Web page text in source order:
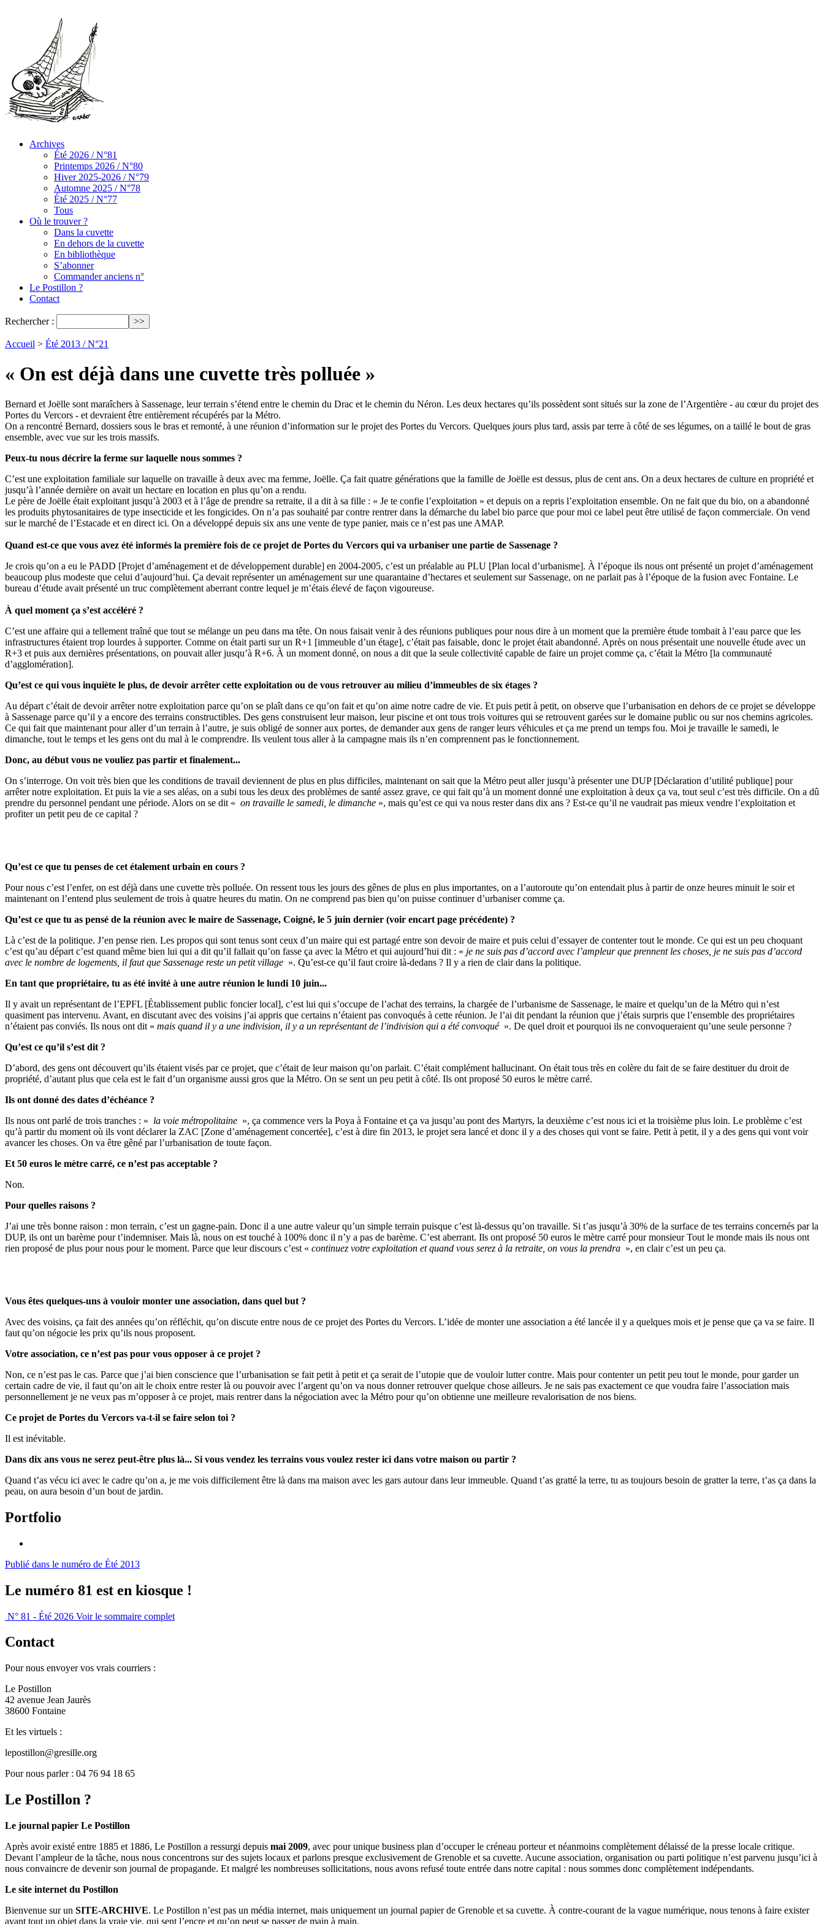
Archives
Été 2026 / N°81
Printemps 2026 / N°80
Hiver 2025-2026 / N°79
Automne 2025 / N°78
Été 2025 / N°77
Tous
Où le trouver ?
Dans la cuvette
En dehors de la cuvette
En bibliothèque
S’abonner
Commander anciens n°
Le Postillon ?
Contact
Rechercher :
Accueil > Été 2013 / N°21
« On est déjà dans une cuvette très polluée »
Bernard et Joëlle sont maraîchers à Sassenage, leur terrain s’étend entre le chemin du Drac et le chemin du Néron. Les deux hectares qu’ils possèdent sont situés sur la zone de l’Argentière - au cœur du projet des
Portes du Vercors - et devraient être entièrement récupérés par la Métro.
On a rencontré Bernard, dossiers sous le bras et remonté, à une réunion d’information sur le projet des Portes du Vercors. Quelques jours plus tard, assis par terre à côté de ses légumes, on a taillé le bout de gras
ensemble, avec vue sur les trois massifs.
Peux-tu nous décrire la ferme sur laquelle nous sommes ?
C’est une exploitation familiale sur laquelle on travaille à deux avec ma femme, Joëlle. Ça fait quatre générations que la famille de Joëlle est dessus, plus de cent ans. On a deux hectares de culture en propriété et
jusqu’à l’année dernière on avait un hectare en location en plus qu’on a rendu.
Le père de Joëlle était exploitant jusqu’à 2003 et à l’âge de prendre sa retraite, il a dit à sa fille : « Je te confie l’exploitation » et depuis on a repris l’exploitation ensemble. On ne fait que du bio, on a abandonné
les produits phytosanitaires de type insecticide et les fongicides. On n’a pas souhaité par contre rentrer dans la démarche du label bio parce que pour moi ce label peut être utilisé de façon commerciale. On vend
sur le marché de l’Estacade et en direct ici. On a développé depuis six ans une vente de type panier, mais ce n’est pas une AMAP.
Quand est-ce que vous avez été informés la première fois de ce projet de Portes du Vercors qui va urbaniser une partie de Sassenage ?
Je crois qu’on a eu le PADD [Projet d’aménagement et de développement durable] en 2004-2005, c’est un préalable au PLU [Plan local d’urbanisme]. À l’époque ils nous ont présenté un projet d’aménagement
beaucoup plus modeste que celui d’aujourd’hui. Ça devait représenter un aménagement sur une quarantaine d’hectares et seulement sur Sassenage, on ne parlait pas à l’époque de la fusion avec Fontaine. Le
bureau d’étude avait présenté un truc complètement aberrant contre lequel je m’étais élevé de façon vigoureuse.
À quel moment ça s’est accéléré ?
C’est une affaire qui a tellement traîné que tout se mélange un peu dans ma tête. On nous faisait venir à des réunions publiques pour nous dire à un moment que la première étude tombait à l’eau parce que les
infrastructures étaient trop lourdes à supporter. Comme on était parti sur un R+1 [immeuble d’un étage], c’était pas faisable, donc le projet était abandonné. Après on nous présentait une nouvelle étude avec un
R+3 et puis aux dernières présentations, on pouvait aller jusqu’à R+6. À un moment donné, on nous a dit que la seule collectivité capable de faire un projet comme ça, c’était la Métro [la communauté
d’agglomération].
Qu’est ce qui vous inquiète le plus, de devoir arrêter cette exploitation ou de vous retrouver au milieu d’immeubles de six étages ?
Au départ c’était de devoir arrêter notre exploitation parce qu’on se plaît dans ce qu’on fait et qu’on aime notre cadre de vie. Et puis petit à petit, on observe que l’urbanisation en dehors de ce projet se développe
à Sassenage parce qu’il y a encore des terrains constructibles. Des gens construisent leur maison, leur piscine et ont tous trois voitures qui se retrouvent garées sur le domaine public ou sur nos chemins agricoles.
Ce qui fait que maintenant pour aller d’un terrain à l’autre, je suis obligé de sonner aux portes, de demander aux gens de ranger leurs véhicules et ça me prend un temps fou. Moi je travaille le samedi, le
dimanche, tout le temps et les gens ont du mal à le comprendre. Ils veulent tous aller à la campagne mais ils n’en comprennent pas le fonctionnement.
Donc, au début vous ne vouliez pas partir et finalement...
On s’interroge. On voit très bien que les conditions de travail deviennent de plus en plus difficiles, maintenant on sait que la Métro peut aller jusqu’à présenter une DUP [Déclaration d’utilité publique] pour
arrêter notre exploitation. Et puis la vie a ses aléas, on a subi tous les deux des problèmes de santé assez grave, ce qui fait qu’à un moment donné une exploitation à deux ça va, tout seul c’est très difficile. On a dû
prendre du personnel pendant une période. Alors on se dit « on travaille le samedi, le dimanche », mais qu’est ce qui va nous rester dans dix ans ? Est-ce qu’il ne vaudrait pas mieux vendre l’exploitation et
profiter un petit peu de ce capital ?
Qu’est ce que tu penses de cet étalement urbain en cours ?
Pour nous c’est l’enfer, on est déjà dans une cuvette très polluée. On ressent tous les jours des gênes de plus en plus importantes, on a l’autoroute qu’on entendait plus à partir de onze heures minuit le soir et
maintenant on l’entend plus seulement de trois à quatre heures du matin. On ne comprend pas bien qu’on puisse continuer d’urbaniser comme ça.
Qu’est ce que tu as pensé de la réunion avec le maire de Sassenage, Coigné, le 5 juin dernier (voir encart page précédente) ?
Là c’est de la politique. J’en pense rien. Les propos qui sont tenus sont ceux d’un maire qui est partagé entre son devoir de maire et puis celui d’essayer de contenter tout le monde. Ce qui est un peu choquant
c’est qu’au départ c’est quand même bien lui qui a dit qu’il fallait qu’on fasse ça avec la Métro et qui aujourd’hui dit : « je ne suis pas d’accord avec l’ampleur que prennent les choses, je ne suis pas d’accord
avec le nombre de logements, il faut que Sassenage reste un petit village ». Qu’est-ce qu’il faut croire là-dedans ? Il y a rien de clair dans la politique.
En tant que propriétaire, tu as été invité à une autre réunion le lundi 10 juin...
Il y avait un représentant de l’EPFL [Établissement public foncier local], c’est lui qui s’occupe de l’achat des terrains, la chargée de l’urbanisme de Sassenage, le maire et quelqu’un de la Métro qui n’est
quasiment pas intervenu. Avant, en discutant avec des voisins j’ai appris que certains n’étaient pas convoqués à cette réunion. Je l’ai dit pendant la réunion que j’étais surpris que l’ensemble des propriétaires
n’étaient pas conviés. Ils nous ont dit « mais quand il y a une indivision, il y a un représentant de l’indivision qui a été convoqué ». De quel droit et pourquoi ils ne convoqueraient qu’une seule personne ?
Qu’est ce qu’il s’est dit ?
D’abord, des gens ont découvert qu’ils étaient visés par ce projet, que c’était de leur maison qu’on parlait. C’était complément hallucinant. On était tous très en colère du fait de se faire destituer du droit de
propriété, d’autant plus que cela est le fait d’un organisme aussi gros que la Métro. On se sent un peu petit à côté. Ils ont proposé 50 euros le mètre carré.
Ils ont donné des dates d’échéance ?
Ils nous ont parlé de trois tranches : « la voie métropolitaine », ça commence vers la Poya à Fontaine et ça va jusqu’au pont des Martyrs, la deuxième c’est nous ici et la troisième plus loin. Le problème c’est
qu’à partir du moment où ils vont déclarer la ZAC [Zone d’aménagement concertée], c’est à dire fin 2013, le projet sera lancé et donc il y a des choses qui vont se faire. Petit à petit, il y a des gens qui vont voir
avancer les choses. On va être gêné par l’urbanisation de toute façon.
Et 50 euros le mètre carré, ce n’est pas acceptable ?
Non.
Pour quelles raisons ?
J’ai une très bonne raison : mon terrain, c’est un gagne-pain. Donc il a une autre valeur qu’un simple terrain puisque c’est là-dessus qu’on travaille. Si t’as jusqu’à 30% de la surface de tes terrains concernés par la
DUP, ils ont un barème pour t’indemniser. Mais là, nous on est touché à 100% donc il n’y a pas de barème. C’est aberrant. Ils ont proposé 50 euros le mètre carré pour monsieur Tout le monde mais ils nous ont
rien proposé de plus pour nous pour le moment. Parce que leur discours c’est « continuez votre exploitation et quand vous serez à la retraite, on vous la prendra », en clair c’est un peu ça.
Vous êtes quelques-uns à vouloir monter une association, dans quel but ?
Avec des voisins, ça fait des années qu’on réfléchit, qu’on discute entre nous de ce projet des Portes du Vercors. L’idée de monter une association a été lancée il y a quelques mois et je pense que ça va se faire. Il
faut qu’on négocie les prix qu’ils nous proposent.
Votre association, ce n’est pas pour vous opposer à ce projet ?
Non, ce n’est pas le cas. Parce que j’ai bien conscience que l’urbanisation se fait petit à petit et ça serait de l’utopie que de vouloir lutter contre. Mais pour contenter un petit peu tout le monde, pour garder un
certain cadre de vie, il faut qu’on ait le choix entre rester là ou pouvoir avec l’argent qu’on va nous donner retrouver quelque chose ailleurs. Je ne sais pas exactement ce que voudra faire l’association mais
personnellement je ne veux pas m’opposer à ce projet, mais rentrer dans la négociation avec la Métro pour qu’on obtienne une meilleure revalorisation de nos biens.
Ce projet de Portes du Vercors va-t-il se faire selon toi ?
Il est inévitable.
Dans dix ans vous ne serez peut-être plus là... Si vous vendez les terrains vous voulez rester ici dans votre maison ou partir ?
Quand t’as vécu ici avec le cadre qu’on a, je me vois difficilement être là dans ma maison avec les gars autour dans leur immeuble. Quand t’as gratté la terre, tu as toujours besoin de gratter la terre, t’as ça dans la
peau, on aura besoin d’un bout de jardin.
Portfolio
Publié dans le numéro de Été 2013
Le numéro 81 est en kiosque !
N° 81 - Été 2026 Voir le sommaire complet
Contact
Pour nous envoyer vos vrais courriers :
Le Postillon
42 avenue Jean Jaurès
38600 Fontaine
Et les virtuels :
lepostillon@gresille.org
Pour nous parler : 04 76 94 18 65
Le Postillon ?
Le journal papier Le Postillon
Après avoir existé entre 1885 et 1886, Le Postillon a ressurgi depuis mai 2009, avec pour unique business plan d’occuper le créneau porteur et néanmoins complètement délaissé de la presse locale critique.
Devant l’ampleur de la tâche, nous nous concentrons sur des sujets locaux et parlons presque exclusivement de Grenoble et sa cuvette. Aucune association, organisation ou parti politique n’est parvenu jusqu’ici à
nous convaincre de devenir son journal de propagande. Et malgré les nombreuses sollicitations, nous avons refusé toute entrée dans notre capital : nous sommes donc complètement indépendants.
Le site internet du Postillon
Bienvenue sur un SITE-ARCHIVE. Le Postillon n’est pas un média internet, mais uniquement un journal papier de Grenoble et sa cuvette. À contre-courant de la vague numérique, nous tenons à faire exister
avant tout un objet dans la vraie vie, qui sent l’encre et qu’on peut se passer de main à main.